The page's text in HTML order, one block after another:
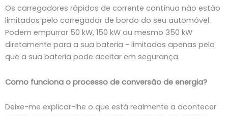
Os carregadores rápidos de corrente contínua não estão
limitados pelo carregador de bordo do seu automóvel.
Podem empurrar 50 kW, 150 kW ou mesmo 350 kW
diretamente para a sua bateria - limitados apenas pelo
que a sua bateria pode aceitar em segurança.
Como funciona o processo de conversão de energia?
Deixe-me explicar-lhe o que está realmente a acontecer